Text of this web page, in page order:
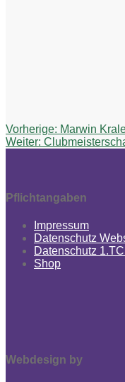
Vorherige: Vorheriger
Beitrag:
Marwin
Weiter: Nächster
Pflichtangaben
Impressum
Datenschutz
Datenschutz
Shop
Webdesign by